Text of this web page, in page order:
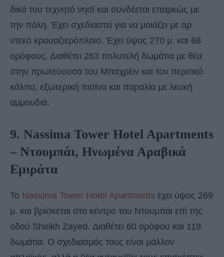
δικό του τεχνητό νησί και συνδέεται επαρκώς με
την πόλη. Έχει σχεδιαστεί για να μοιάζει με αρ
ντεκό κρουαζιερόπλοιο. Έχει ύψος 270 μ. και 68
ορόφους. Διαθέτει 263 πολυτελή δωμάτια με θέα
στην πρωτεύουσα του Μπαχρέιν και τον περσικό
κόλπο, εξωτερική πισίνα και παραλία με λευκή
αμμουδιά.
9. Nassima Tower Hotel Apartments
– Ντουμπάι, Ηνωμένα Αραβικά
Εμιράτα
Το Nassima Tower Hotel Apartments έχει ύψος 269
μ. και βρίσκεται στο κέντρο του Ντουμπάι επί της
οδού Sheikh Zayed. Διαθέτει 60 ορόφου και 119
δωμάτια. Ο σχεδιασμός τους είναι μάλλον